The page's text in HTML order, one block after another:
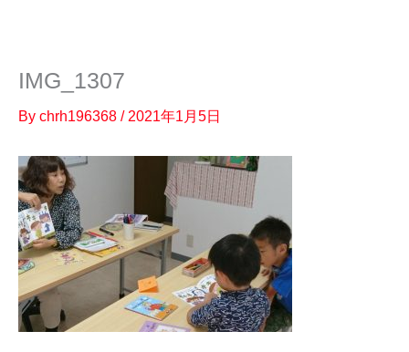
IMG_1307
By chrh196368 / 2021年1月5日